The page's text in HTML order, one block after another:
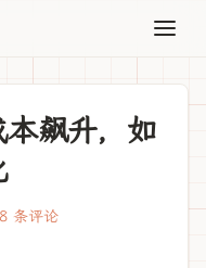
飙升，如
条评论